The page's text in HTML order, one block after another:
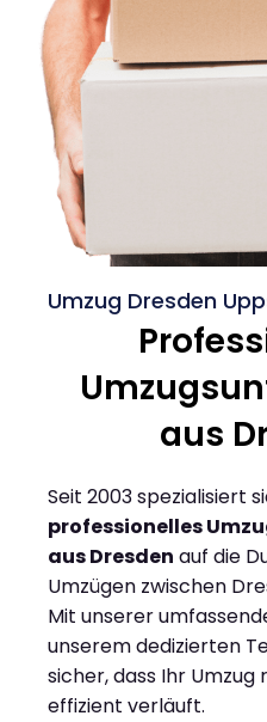
Umzug Dresden
aus
Seit 2003 spezialisiert
professionelles
aus Dresden auf die
Umzügen zwischen
Mit unserer
unserem dedizierten
sicher, dass Ihr Umzug
effizient verläuft.